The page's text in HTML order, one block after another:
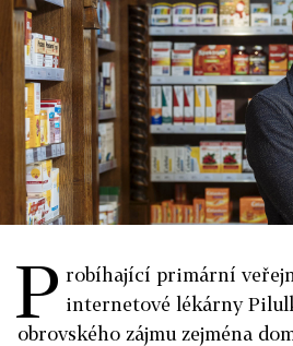
P robíhající primární
internetové lékárny
obrovského zájmu zejména